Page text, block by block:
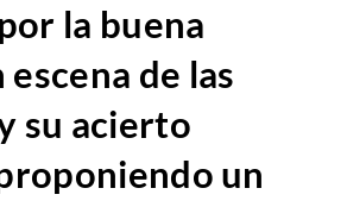
la buena
de las
su acierto
un